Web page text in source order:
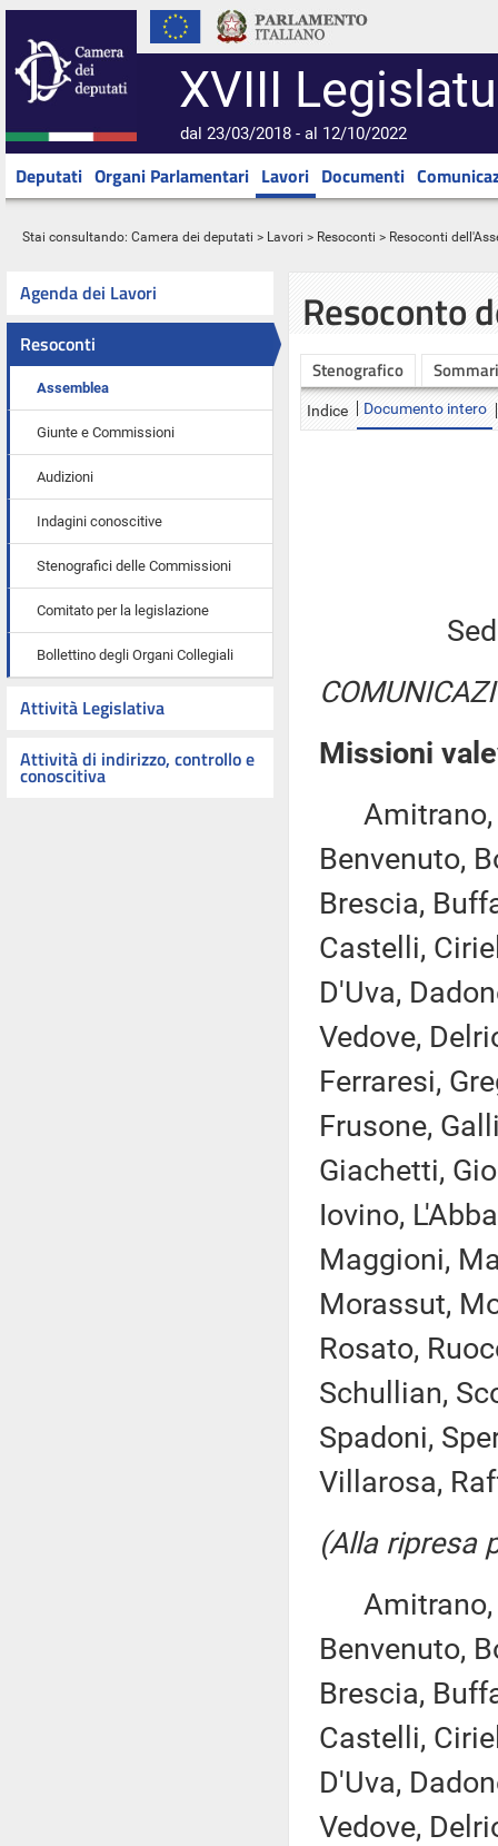
XVIII
dal 23/03/2018 - al 12/10/2022
Deputati Organi Parlamentari Lavori Documenti
Stai consultando: Camera dei deputati > Lavori > Resoconti > Resoconti
Agenda dei Lavori
Resoconti
Assemblea
Giunte e Commissioni
Audizioni
Indagini conoscitive
Stenografici delle Commissioni
Comitato per la legislazione
Bollettino degli Organi Collegiali
Attività Legislativa
Attività di indirizzo, controllo e
conoscitiva
Resoconto
Stenografico
Indice Documento intero
Missioni
Amitrano,
Benvenuto,
Brescia,
Castelli,
D'Uva,
Vedove,
Ferraresi,
Frusone,
Giachetti,
Iovino,
Maggioni,
Morassut,
Rosato,
Schullian,
Spadoni,
Villarosa,
(Alla ripresa
Amitrano,
Benvenuto,
Brescia,
Castelli,
D'Uva,
Vedove,